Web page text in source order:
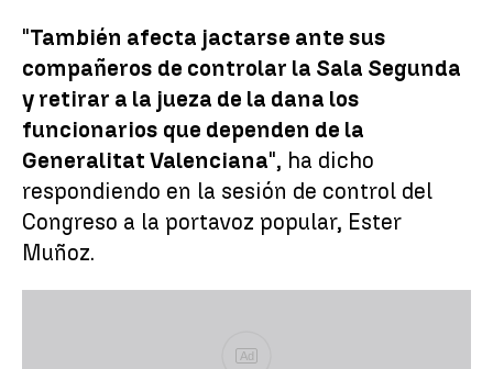
"También afecta jactarse ante sus
compañeros de controlar la Sala Segunda
y retirar a la jueza de la dana los
funcionarios que dependen de la
Generalitat Valenciana", ha dicho
respondiendo en la sesión de control del
Congreso a la portavoz popular, Ester
Muñoz.
Ad